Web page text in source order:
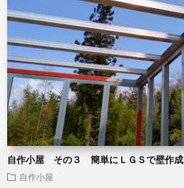
自作小屋 その３ 簡単にＬＧＳで壁作成
自作小屋